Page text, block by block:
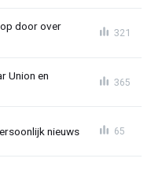
door over
321
Union en
365
nieuws 65